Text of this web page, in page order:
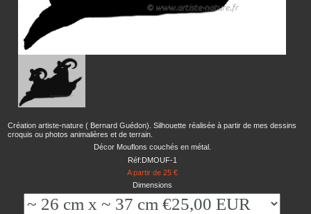
Création artiste-nature ( Bernard Guédon). Silhouette réalisée à partir de mes dessins
croquis ou photos animalières et de terrain.
Décor Mouflons couchés en métal.
Réf:DMOUF-1
A partir de 25 €
Dimensions